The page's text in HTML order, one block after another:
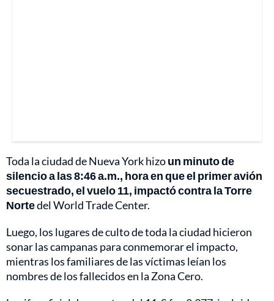
Toda la ciudad de Nueva York hizoun minuto de
silencio a las 8:46 a.m., hora en que el primer avión
secuestrado, el vuelo 11, impactó contra la Torre
Nortedel World Trade Center.
Luego, los lugares de culto de toda la ciudad hicieron
sonar las campanas para conmemorar el impacto,
mientras los familiares de las víctimas leían los
nombres de los fallecidos en la Zona Cero.